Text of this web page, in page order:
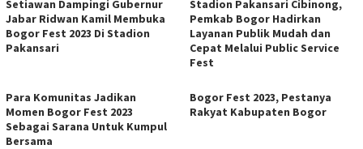
Setiawan Dampingi Gubernur
Jabar Ridwan Kamil Membuka
Bogor Fest 2023 Di Stadion
Pakansari
Stadion Pakansari Cibinong,
Pemkab Bogor Hadirkan
Layanan Publik Mudah dan
Cepat Melalui Public Service
Fest
Para Komunitas Jadikan
Momen Bogor Fest 2023
Sebagai Sarana Untuk Kumpul
Bersama
Bogor Fest 2023, Pestanya
Rakyat Kabupaten Bogor